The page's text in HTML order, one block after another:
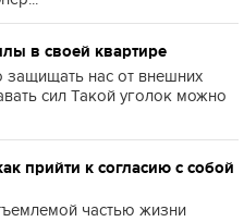
в своей квартире
нас от внешних
сил Такой уголок можно
прийти к согласию с собой
частью жизни